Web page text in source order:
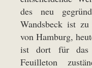
des neu
Wandsbeck ist
von Hamburg,
ist dort für das
Feuilleton